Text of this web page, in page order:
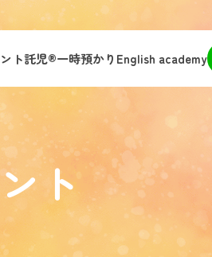
ト託児®︎一時預かり English academy
ト